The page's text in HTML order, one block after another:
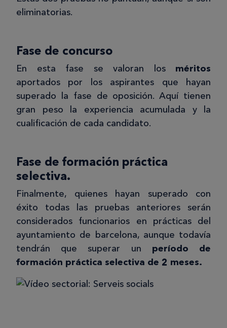
eliminatorias.
Fase de concurso
En esta fase se valoran los méritos
aportados por los aspirantes que hayan
superado la fase de oposición. Aquí tienen
gran peso la experiencia acumulada y la
cualificación de cada candidato.
Fase de formación práctica
selectiva.
Finalmente, quienes hayan superado con
éxito todas las pruebas anteriores serán
considerados funcionarios en prácticas del
ayuntamiento de barcelona, aunque todavía
tendrán que superar un período de
formación práctica selectiva de 2 meses.